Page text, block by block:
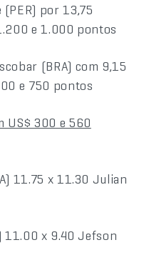
(PER) por 13,75
e 1.000 pontos
(BRA) com 9,15
e 750 pontos
US$ 300 e 560
11.75 x 11.30 Julian
11.00 x 9.40 Jefson